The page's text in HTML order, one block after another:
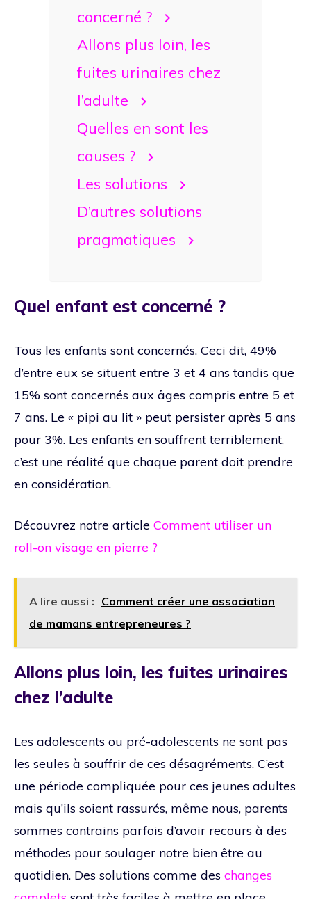
concerné ?
Allons plus loin, les
fuites urinaires chez
l’adulte
Quelles en sont les
causes ?
Les solutions
D’autres solutions
pragmatiques
Quel enfant est concerné ?
Tous les enfants sont concernés. Ceci dit, 49%
d’entre eux se situent entre 3 et 4 ans tandis que
15% sont concernés aux âges compris entre 5 et
7 ans. Le « pipi au lit » peut persister après 5 ans
pour 3%. Les enfants en souffrent terriblement,
c’est une réalité que chaque parent doit prendre
en considération.
Découvrez notre article Comment utiliser un
roll-on visage en pierre ?
A lire aussi : Comment créer une association
de mamans entrepreneures ?
Allons plus loin, les fuites urinaires
chez l’adulte
Les adolescents ou pré-adolescents ne sont pas
les seules à souffrir de ces désagréments. C’est
une période compliquée pour ces jeunes adultes
mais qu’ils soient rassurés, même nous, parents
sommes contrains parfois d’avoir recours à des
méthodes pour soulager notre bien être au
quotidien. Des solutions comme des changes